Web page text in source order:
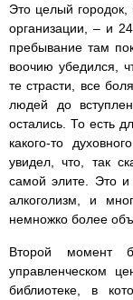
Это целый городок,
организации, – и
пребывание там
воочию убедился,
те страсти, все
людей до
остались. То есть
какого-то
увидел, что, так
самой элите. Это
алкоголизм, и
немножко более
Второй момент
управленческом
библиотеке, в